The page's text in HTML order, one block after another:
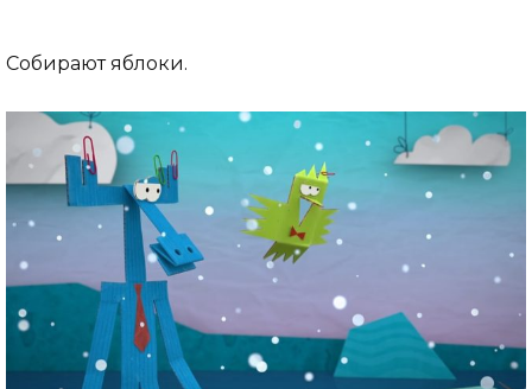
Собирают яблоки.